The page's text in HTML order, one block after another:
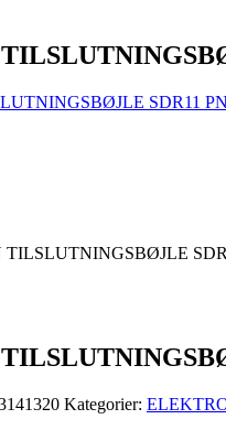
Kategorier: